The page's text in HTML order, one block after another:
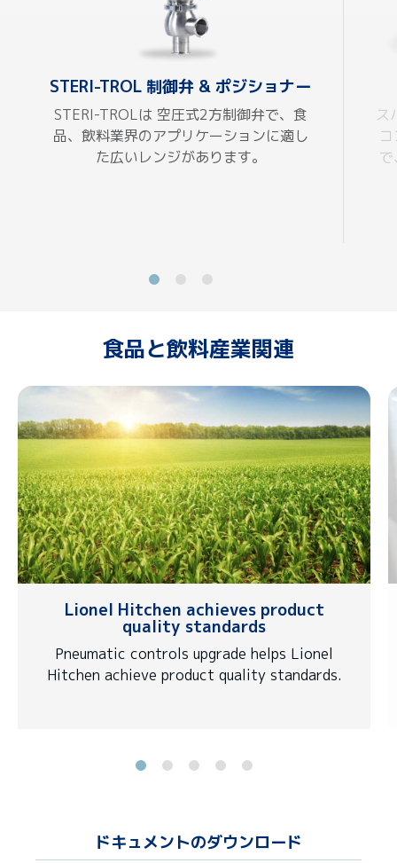
STERI-TROL 制御弁 & ポジショナー
STERI-TROLは 空圧式2方制御弁で、食
品、飲料業界のアプリケーションに適し
た広いレンジがあります。
ス
食品と飲料産業関連
Lionel Hitchen achieves product
quality standards
Pneumatic controls upgrade helps Lionel
Hitchen achieve product quality standards.
ドキュメントのダウンロード